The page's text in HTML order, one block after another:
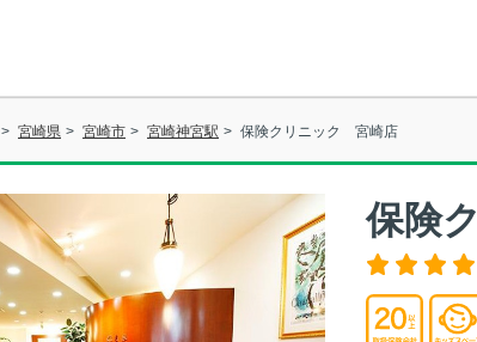
> 宮崎県 > 宮崎市 > 宮崎神宮駅 > 保険クリニック 宮崎店
保険